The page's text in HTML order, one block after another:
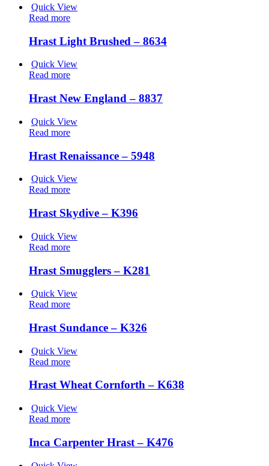
Quick View
Read more
Hrast Light Brushed – 8634
Quick View
Read more
Hrast New England – 8837
Quick View
Read more
Hrast Renaissance – 5948
Quick View
Read more
Hrast Skydive – K396
Quick View
Read more
Hrast Smugglers – K281
Quick View
Read more
Hrast Sundance – K326
Quick View
Read more
Hrast Wheat Cornforth – K638
Quick View
Read more
Inca Carpenter Hrast – K476